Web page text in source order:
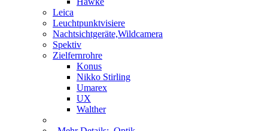
Leica
Leuchtpunktvisiere
Nachtsichtgeräte,Wildcamera
Spektiv
Zielfernrohre
Konus
Nikko Stirling
Umarex
UX
Walther